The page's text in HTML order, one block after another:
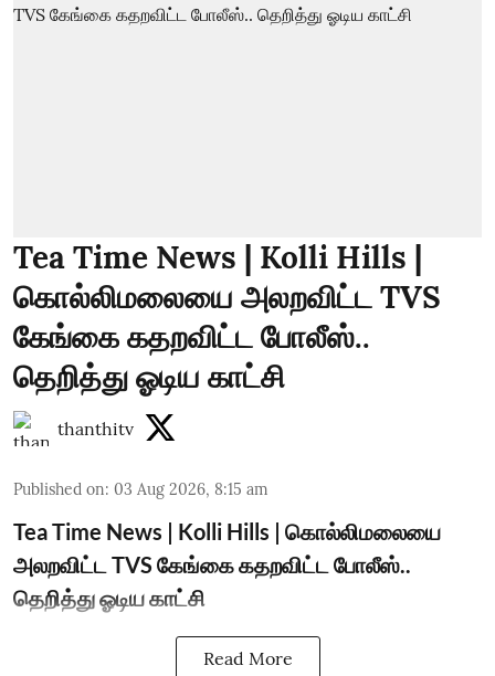
Tea Time News | Kolli Hills |
கொல்லிமலையை அலறவிட்ட TVS
கேங்கை கதறவிட்ட போலீஸ்..
தெறித்து ஓடிய காட்சி
thanthitv
Published on: 03 Aug 2026, 8:15 am
Tea Time News | Kolli Hills | கொல்லிமலையை
அலறவிட்ட TVS கேங்கை கதறவிட்ட போலீஸ்..
தெறித்து ஓடிய காட்சி
Read More